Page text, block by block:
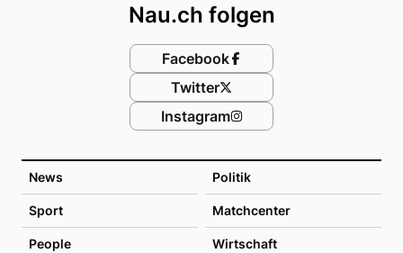
News Politik
Sport Matchcenter
People Wirtschaft
Nau.ch folgen
Facebook
Twitter
Instagram